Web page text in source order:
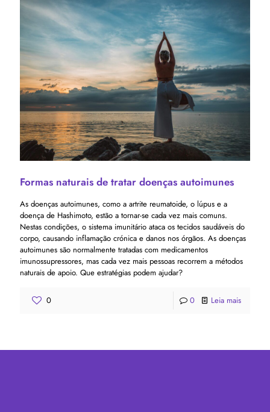
Formas naturais de tratar doenças autoimunes
As doenças autoimunes, como a artrite reumatoide, o lúpus e a
doença de Hashimoto, estão a tornar-se cada vez mais comuns.
Nestas condições, o sistema imunitário ataca os tecidos saudáveis ​​do
corpo, causando inflamação crónica e danos nos órgãos. As doenças
autoimunes são normalmente tratadas com medicamentos
imunossupressores, mas cada vez mais pessoas recorrem a métodos
naturais de apoio. Que estratégias podem ajudar?
0 0 Leia mais